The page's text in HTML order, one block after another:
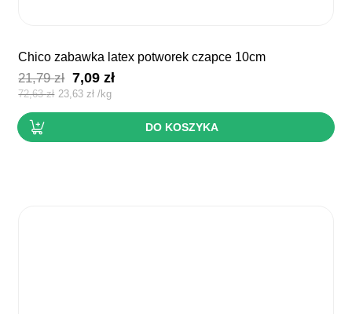
chico zabawka latex potworek czapce 10cm
21,79zł Pierwotna
cena
wynosiła:
7,09złAktualna
wynosi:
7,09 zł.
72,63zł 23,63zł /kg
DO KOSZYKA